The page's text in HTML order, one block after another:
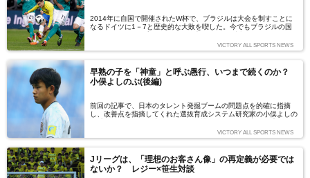
2014年に自国で開催されたW杯で、ブラジルは大会を制すことに
なるドイツに1－7と歴史的な大敗を喫した。今でもブラジルの国
年W杯へ向けて、チッチ監督の下で強化を進め、結果を出し続けて
きたブラジル。3月には欧州遠征を行い、ロシア代表、そしてドイ
の注目を集めた。この試合でブラジル代表は、何を得たのか。（文
＝藤原清美）
VICTORY ALL SPORTS NEWS
早熟の子を「神童」と呼ぶ愚行、いつまで続くのか？
小俣よしのぶ(後編)
前回の記事で、日本のタレント発掘ブームの問題点を的確に指摘
し、改善点を指摘してくれた選抜育成システム研究家の小俣よしの
宮幸太郎選手、天才サッカー少年と謳われる久保建英選手を題材
に、日本のスポーツ選手育成の問題を取り上げていく。(取材・文:
VICTORY ALL SPORTS NEWS
Jリーグは、「理想のお客さん像」の再定義が必要では
ないか？ レジー×笹生対談